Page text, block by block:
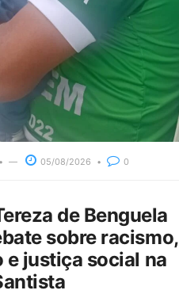
05/08/2026 0
de Benguela
sobre racismo,
e justiça social na